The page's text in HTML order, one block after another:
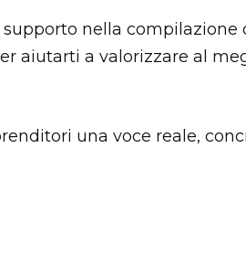
nella compilazione
aiutarti a valorizzare al
una voce reale,